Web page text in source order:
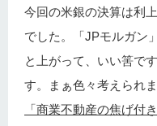
今回の米銀の決算は利
でした。「JPモルガン
と上がって、いい筈で
す。まぁ色々考えられ
「商業不動産の焦げ付